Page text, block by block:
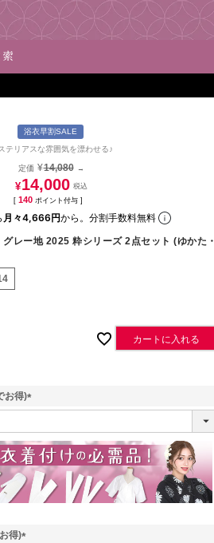
浴衣早割SALE
テリアスな雰囲気を漂わせる♪
定価 ¥14,080 →
¥14,000
[ 140 ポイント付与 ]
月々4,666円から。分割手数料無料
レー地 2025 粋シリーズ 2点セット (ゆかた・
カートに入れる
お得)
(
須
)
得)